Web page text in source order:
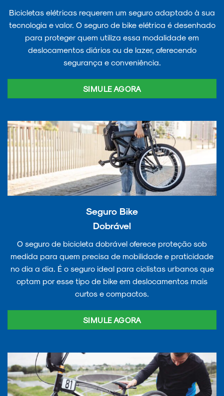
Bicicletas elétricas requerem um seguro adaptado à sua
tecnologia e valor. O seguro de bike elétrica é desenhado
para proteger quem utiliza essa modalidade em
deslocamentos diários ou de lazer, oferecendo
segurança e conveniência.
SIMULE AGORA
Seguro Bike
Dobrável
O seguro de bicicleta dobrável oferece proteção sob
medida para quem precisa de mobilidade e praticidade
no dia a dia. É o seguro ideal para ciclistas urbanos que
optam por esse tipo de bike em deslocamentos mais
curtos e compactos.
SIMULE AGORA